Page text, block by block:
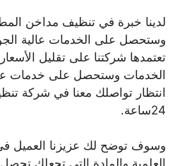
وستحصل على الخدمات عالية
تعتمدها شركتنا على تقليل
الخدمات وستحصل على خدمات
انتظار تواصلك معنا في شركة
24ساعة.
وسوف توضح لك عزيزنا العميل